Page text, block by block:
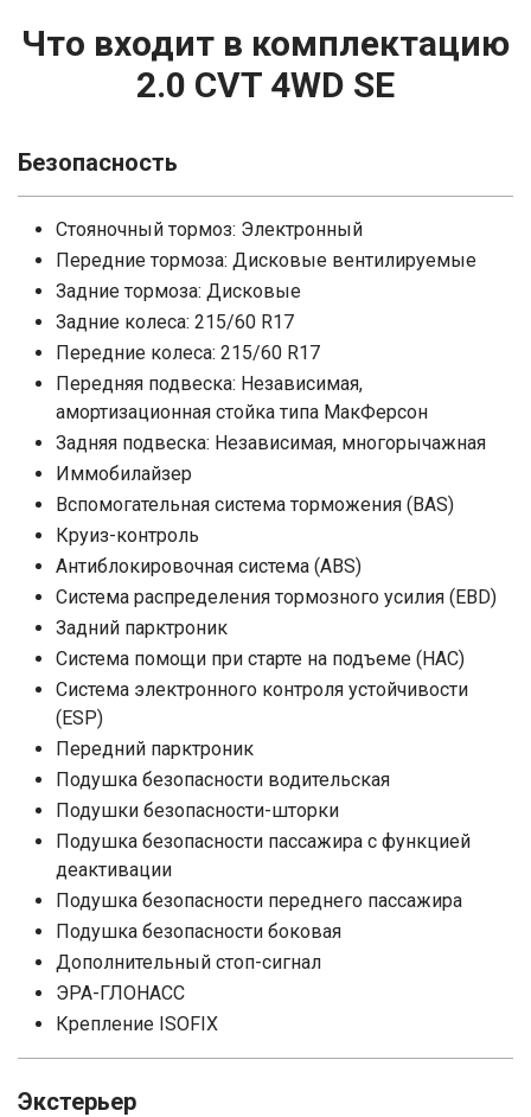
Что входит в комплектацию
2.0 CVT 4WD SE
Безопасность
Стояночный тормоз: Электронный
Передние тормоза: Дисковые вентилируемые
Задние тормоза: Дисковые
Задние колеса: 215/60 R17
Передние колеса: 215/60 R17
Передняя подвеска: Независимая,
амортизационная стойка типа МакФерсон
Задняя подвеска: Независимая, многорычажная
Иммобилайзер
Вспомогательная система торможения (BAS)
Круиз-контроль
Антиблокировочная система (ABS)
Система распределения тормозного усилия (EBD)
Задний парктроник
Система помощи при старте на подъеме (HAC)
Система электронного контроля устойчивости
(ESP)
Передний парктроник
Подушка безопасности водительская
Подушки безопасности-шторки
Подушка безопасности пассажира с функцией
деактивации
Подушка безопасности переднего пассажира
Подушка безопасности боковая
Дополнительный стоп-сигнал
ЭРА-ГЛОНАСС
Крепление ISOFIX
Экстерьер